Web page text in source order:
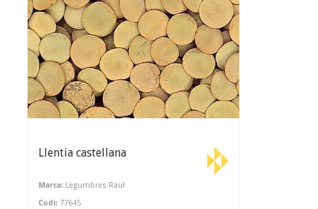
Llentia castellana
Marca: Legumbres Raul
Codi: 77645